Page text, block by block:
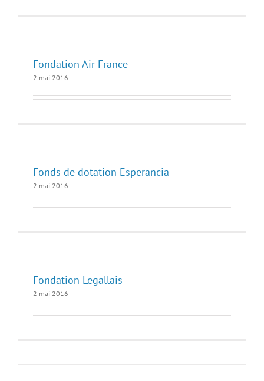
Fondation Air France
2 mai 2016
Fonds de dotation Esperancia
2 mai 2016
Fondation Legallais
2 mai 2016